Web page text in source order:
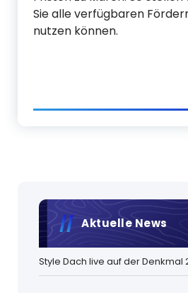
Sie alle verfügbaren
nutzen können.
Aktuelle News
Style Dach live auf der Denkmal